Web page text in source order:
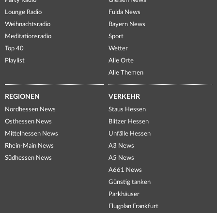
Lounge Radio
Weihnachtsradio
Meditationsradio
Top 40
Playlist
Fulda News
Bayern News
Sport
Wetter
Alle Orte
Alle Themen
REGIONEN
Nordhessen News
Osthessen News
Mittelhessen News
Rhein-Main News
Südhessen News
VERKEHR
Staus Hessen
Blitzer Hessen
Unfälle Hessen
A3 News
A5 News
A661 News
Günstig tanken
Parkhäuser
Flugplan Frankfurt